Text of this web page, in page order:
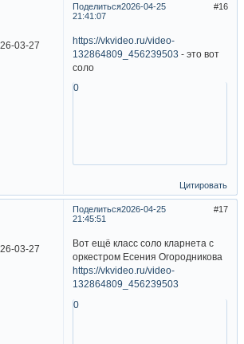
Поделиться 16
2026-04-25
21:41:07
03-27
https://vkvideo.ru/video-
132864809_456239503 - это вот
соло
0
Цитировать
Поделиться 17
2026-04-25
21:45:51
03-27
Вот ещё класс соло кларнета с
оркестром Есения Огородникова
https://vkvideo.ru/video-
132864809_456239503
0